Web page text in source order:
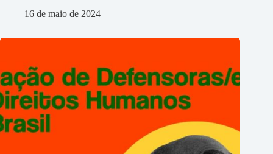
16 de maio de 2024